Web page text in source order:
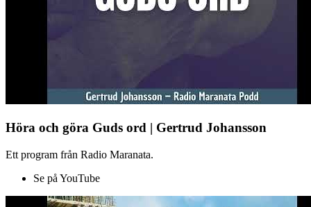
Höra och göra Guds ord | Gertrud Johansson
Ett program från Radio Maranata.
Se på YouTube